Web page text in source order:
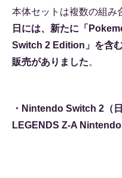
本体セットは複数の組み
日には、新たに「
Switch 2 Edition」を含
販売がありました。
・Nintendo Switch 2（
LEGENDS Z-A